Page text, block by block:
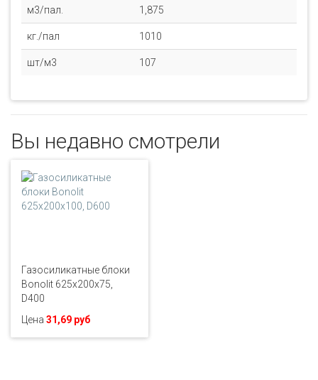
м3/пал. 1,875
кг./пал 1010
шт/м3 107
Вы недавно смотрели
Газосиликатные блоки
Bonolit 625x200x75,
D400
Цена 31,69 руб